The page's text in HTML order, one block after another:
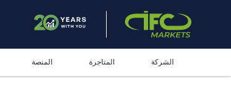
الشركة المتاجرة المنصة